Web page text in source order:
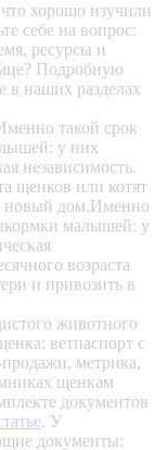
хорошо изучили
себе на вопрос:
ресурсы и
Подробную
наших разделах
такой срок
у них
независимость.
щенков или котят
новый дом.Именно
малышей: у
возраста
и привозить в
животного
ветпаспорт с
метрика,
щенкам
документов
. У
документы: